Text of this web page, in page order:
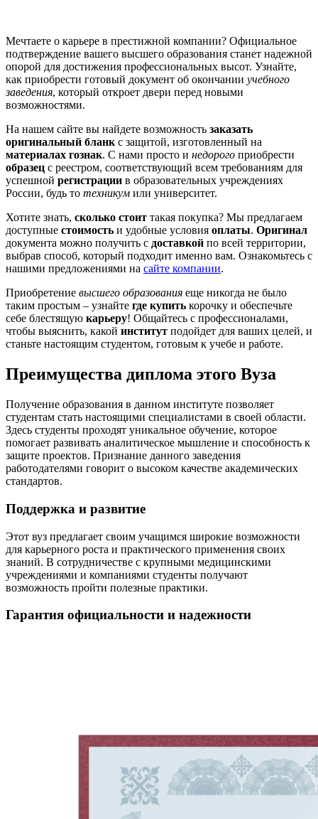
Мечтаете о карьере в престижной компании? Официальное
подтверждение вашего высшего образования станет надежной
опорой для достижения профессиональных высот. Узнайте,
как приобрести готовый документ об окончании учебного
заведения, который откроет двери перед новыми
возможностями.
На нашем сайте вы найдете возможность заказать
оригинальный бланк с защитой, изготовленный на
материалах гознак. С нами просто и недорого приобрести
образец с реестром, соответствующий всем требованиям для
успешной регистрации в образовательных учреждениях
России, будь то техникум или университет.
Хотите знать, сколько стоит такая покупка? Мы предлагаем
доступные стоимость и удобные условия оплаты. Оригинал
документа можно получить с доставкой по всей территории,
выбрав способ, который подходит именно вам. Ознакомьтесь с
нашими предложениями на сайте компании.
Приобретение высшего образования еще никогда не было
таким простым – узнайте где купить корочку и обеспечьте
себе блестящую карьеру! Общайтесь с профессионалами,
чтобы выяснить, какой институт подойдет для ваших целей, и
станьте настоящим студентом, готовым к учебе и работе.
Преимущества диплома этого Вуза
Получение образования в данном институте позволяет
студентам стать настоящими специалистами в своей области.
Здесь студенты проходят уникальное обучение, которое
помогает развивать аналитическое мышление и способность к
защите проектов. Признание данного заведения
работодателями говорит о высоком качестве академических
стандартов.
Поддержка и развитие
Этот вуз предлагает своим учащимся широкие возможности
для карьерного роста и практического применения своих
знаний. В сотрудничестве с крупными медицинскими
учреждениями и компаниями студенты получают
возможность пройти полезные практики.
Гарантия официальности и надежности